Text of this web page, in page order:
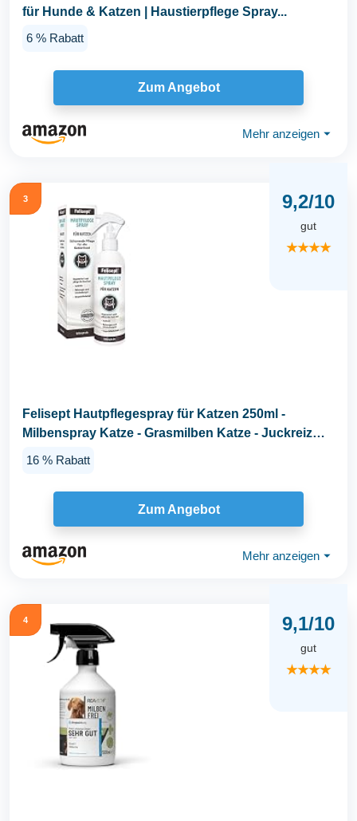
für Hunde & Katzen | Haustierpflege Spray...
6 % Rabatt
Zum Angebot
Mehr anzeigen ⏷
3 9,2/10
gut
★★★★
Felisept Hautpflegespray für Katzen 250ml -
Milbenspray Katze - Grasmilben Katze - Juckreiz
16 % Rabatt
Zum Angebot
Mehr anzeigen ⏷
4 9,1/10
gut
★★★★